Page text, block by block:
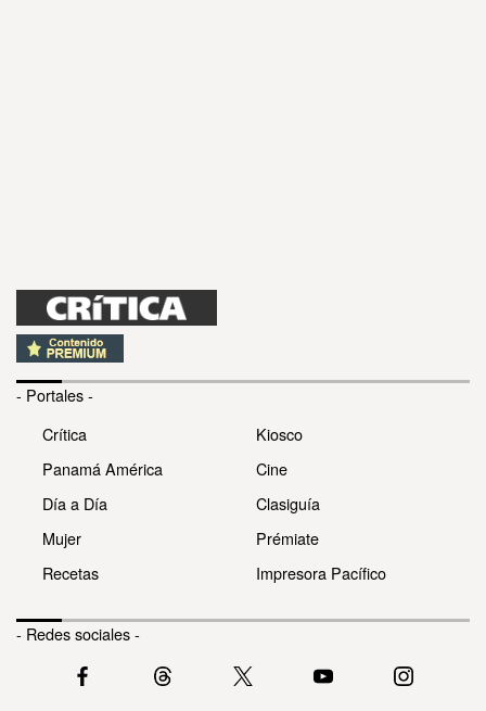
- Portales -
Crítica
Panamá América
Día a Día
Mujer
Recetas
Kiosco
Cine
Clasiguía
Prémiate
Impresora Pacífico
- Redes sociales -